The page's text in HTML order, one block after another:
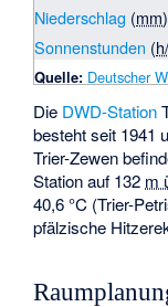
Niederschlag (mm)
Sonnenstunden (
Quelle: Deutscher
Die DWD-Station
besteht seit 1941
Trier-Zewen
Station auf 132 m
40,6 °C (Trier-
pfälzische